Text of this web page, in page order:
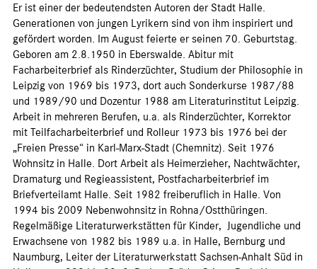
Er ist einer der bedeutendsten Autoren der Stadt Halle.
Generationen von jungen Lyrikern sind von ihm inspiriert und
gefördert worden. Im August feierte er seinen 70. Geburtstag.
Geboren am 2.8.1950 in Eberswalde. Abitur mit
Facharbeiterbrief als Rinderzüchter, Studium der Philosophie in
Leipzig von 1969 bis 1973, dort auch Sonderkurse 1987/88
und 1989/90 und Dozentur 1988 am Literaturinstitut Leipzig.
Arbeit in mehreren Berufen, u.a. als Rinderzüchter, Korrektor
mit Teilfacharbeiterbrief und Rolleur 1973 bis 1976 bei der
„Freien Presse“ in Karl-Marx-Stadt (Chemnitz). Seit 1976
Wohnsitz in Halle. Dort Arbeit als Heimerzieher, Nachtwächter,
Dramaturg und Regieassistent, Postfacharbeiterbrief im
Briefverteilamt Halle. Seit 1982 freiberuflich in Halle. Von
1994 bis 2009 Nebenwohnsitz in Rohna/Ostthüringen.
Regelmäßige Literaturwerkstätten für Kinder, Jugendliche und
Erwachsene von 1982 bis 1989 u.a. in Halle, Bernburg und
Naumburg, Leiter der Literaturwerkstatt Sachsen-Anhalt Süd in